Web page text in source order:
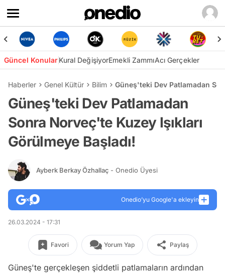
Güncel KonularKural DeğişiyorEmekli ZammıAcı Gerçekler
Haberler Genel Kültür Bilim Güneş'teki Dev Patlamadan
Güneş'teki Dev Patlamadan
Sonra Norveç'te Kuzey Işıkları
Görülmeye Başladı!
Ayberk Berkay Özhallaç - Onedio Üyesi
Onedio’yu Google'a ekleyin
26.03.2024 - 17:31
Favori Yorum Yap Paylaş
Güneş'te gerçekleşen şiddetli patlamaların ardından